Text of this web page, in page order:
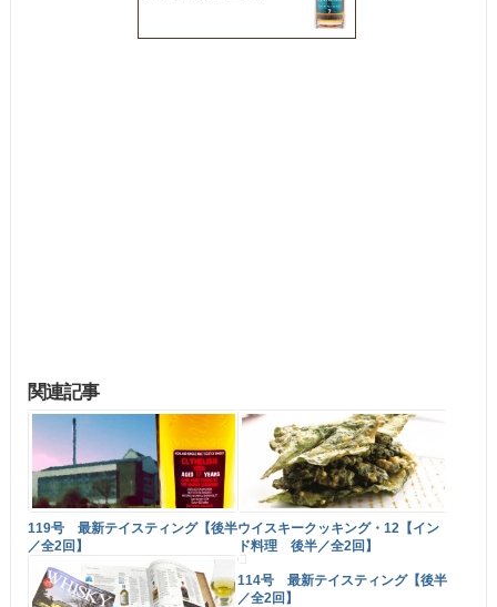
関連記事
119号 最新テイスティング【後半
／全2回】
ウイスキークッキング・12【イン
ド料理 後半／全2回】
114号 最新テイスティング【後半
／全2回】